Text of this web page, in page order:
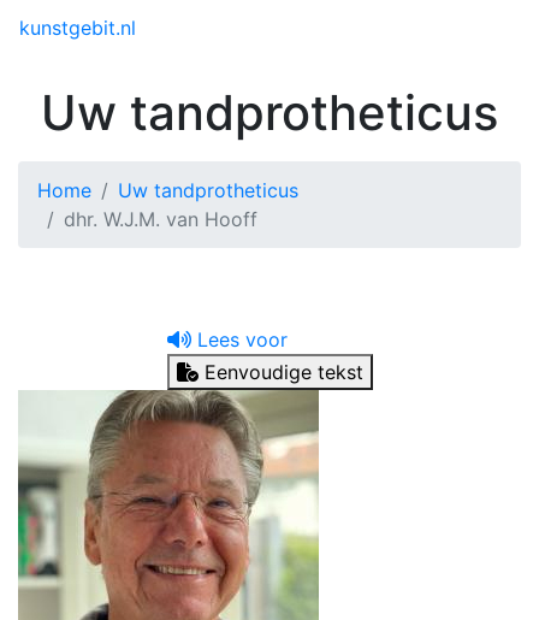
kunstgebit.nl
Uw tandprotheticus
Home
Uw tandprotheticus
dhr. W.J.M. van Hooff
Lees voor
Eenvoudige tekst